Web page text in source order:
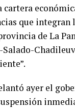
que integran
de La
ayer el